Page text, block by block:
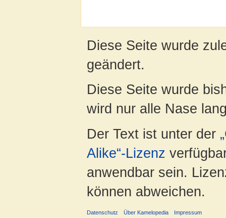
Diese Seite wurde
geändert.
Diese Seite wurde
wird nur alle Nase
Der Text ist unter der
Alike“-Lizenz
anwendbar sein.
können abweichen.
Datenschutz Über Kamelopedia Impressum